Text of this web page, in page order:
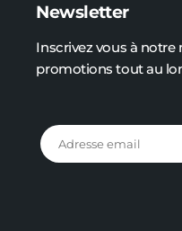
Newsletter
Inscrivez vous à
promotions tout au